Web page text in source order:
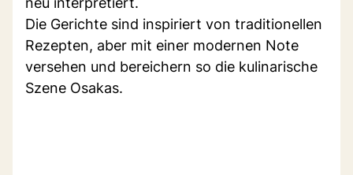
Die Gerichte sind inspiriert von traditionellen
Rezepten, aber mit einer modernen Note
versehen und bereichern so die kulinarische
Szene Osakas.